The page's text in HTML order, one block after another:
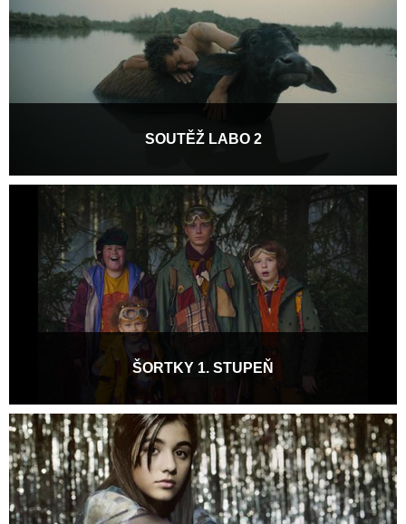
SOUTĚŽ LABO 2
Soutěžní program zaměřený na inovace, kreativitu a experiment
představuje filmy, které se odvážně vydávají...
Více informací
ŠORTKY 1. STUPEŇ
Festival Pragueshorts každoročně pořádá projekce pro žáky 1.
a 2. stupně základních škol. Pestrý výběr...
Více informací